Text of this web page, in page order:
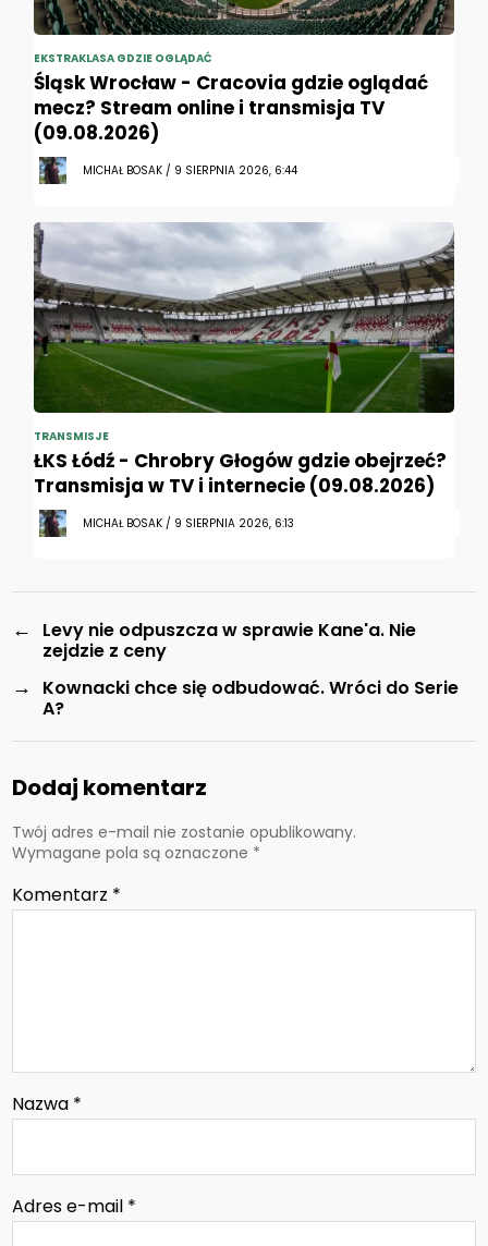
EKSTRAKLASA GDZIE OGLĄDAĆ
Śląsk Wrocław - Cracovia gdzie oglądać
mecz? Stream online i transmisja TV
(09.08.2026)
MICHAŁ BOSAK / 9 SIERPNIA 2026, 6:44
TRANSMISJE
ŁKS Łódź - Chrobry Głogów gdzie obejrzeć?
Transmisja w TV i internecie (09.08.2026)
MICHAŁ BOSAK / 9 SIERPNIA 2026, 6:13
←
Levy nie odpuszcza w sprawie Kane'a. Nie
zejdzie z ceny
→
Kownacki chce się odbudować. Wróci do Serie
A?
Dodaj komentarz
Twój adres e-mail nie zostanie opublikowany.
Wymagane pola są oznaczone *
Komentarz *
Nazwa *
Adres e-mail *